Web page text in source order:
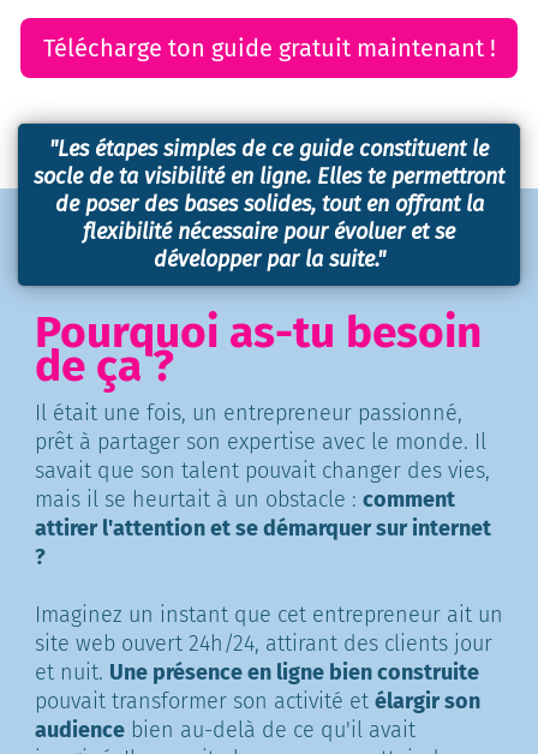
Télécharge ton guide gratuit maintenant !
"Les étapes simples de ce guide constituent le
socle de ta visibilité en ligne. Elles te permettront
de poser des bases solides, tout en offrant la
flexibilité nécessaire pour évoluer et se
développer par la suite."
Pourquoi as-tu besoin
de ça ?
Il était une fois, un entrepreneur passionné,
prêt à partager son expertise avec le monde. Il
savait que son talent pouvait changer des vies,
mais il se heurtait à un obstacle : comment
attirer l'attention et se démarquer sur internet
?
Imaginez un instant que cet entrepreneur ait un
site web ouvert 24h/24, attirant des clients jour
et nuit. Une présence en ligne bien construite
pouvait transformer son activité et élargir son
audience bien au-delà de ce qu'il avait